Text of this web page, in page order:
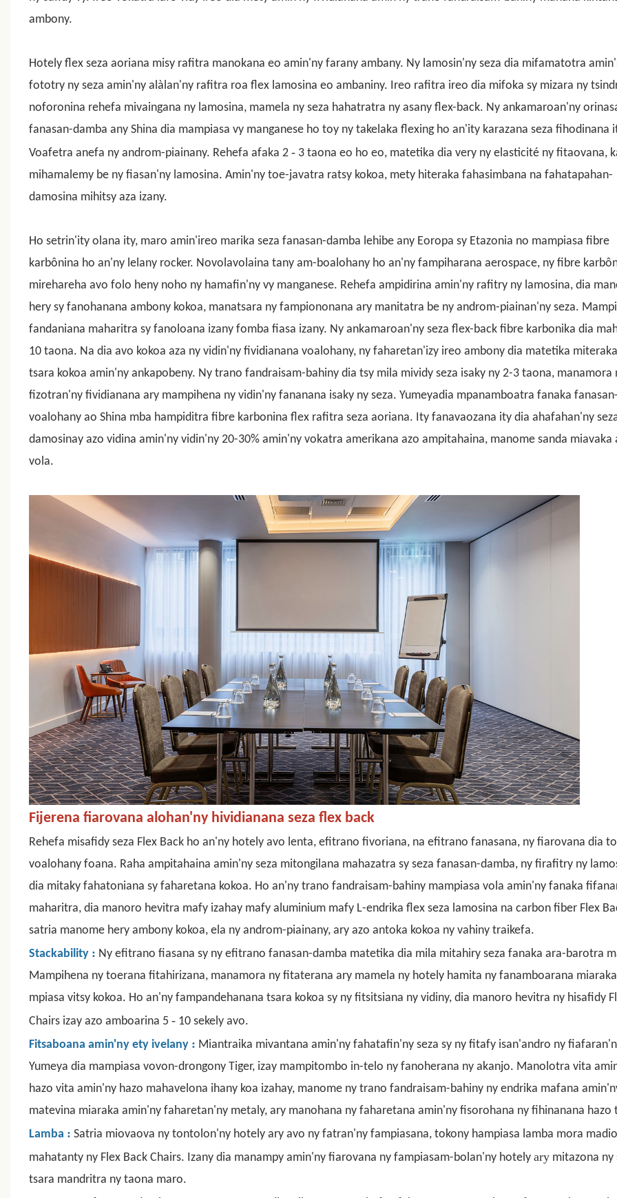
ambony.
Hotely flex seza aoriana misy rafitra manokana eo amin'ny farany ambany. Ny lamosin'ny seza dia mifamatotra
fototry ny seza amin'ny alàlan'ny rafitra roa flex lamosina eo ambaniny. Ireo rafitra ireo dia mifoka sy mizara ny
noforonina rehefa mivaingana ny lamosina, mamela ny seza hahatratra ny asany flex-back. Ny ankamaroan'ny
fanasan-damba any Shina dia mampiasa vy manganese ho toy ny takelaka flexing ho an'ity karazana seza fihodinana
Voafetra anefa ny androm-piainany. Rehefa afaka 2 - 3 taona eo ho eo, matetika dia very ny elasticité ny fitaovana,
mihamalemy be ny fiasan'ny lamosina. Amin'ny toe-javatra ratsy kokoa, mety hiteraka fahasimbana na fahatapahan-
damosina mihitsy aza izany.
Ho setrin'ity olana ity, maro amin'ireo marika seza fanasan-damba lehibe any Eoropa sy Etazonia no mampiasa fibre
karbônina ho an'ny lelany rocker. Novolavolaina tany am-boalohany ho an'ny fampiharana aerospace, ny fibre
mirehareha avo folo heny noho ny hamafin'ny vy manganese. Rehefa ampidirina amin'ny rafitry ny lamosina, dia
hery sy fanohanana ambony kokoa, manatsara ny fampiononana ary manitatra be ny androm-piainan'ny seza.
fandaniana maharitra sy fanoloana izany fomba fiasa izany. Ny ankamaroan'ny seza flex-back fibre karbonika dia
10 taona. Na dia avo kokoa aza ny vidin'ny fividianana voalohany, ny faharetan'izy ireo ambony dia matetika
tsara kokoa amin'ny ankapobeny. Ny trano fandraisam-bahiny dia tsy mila mividy seza isaky ny 2-3 taona, manamora
fizotran'ny fividianana ary mampihena ny vidin'ny fananana isaky ny seza. Yumeyadia mpanamboatra fanaka
voalohany ao Shina mba hampiditra fibre karbonina flex rafitra seza aoriana. Ity fanavaozana ity dia ahafahan'ny
damosinay azo vidina amin'ny vidin'ny 20-30% amin'ny vokatra amerikana azo ampitahaina, manome sanda miavaka
vola.
Fijerena fiarovana alohan'ny hividianana seza flex back
Rehefa misafidy seza Flex Back ho an'ny hotely avo lenta, efitrano fivoriana, na efitrano fanasana, ny fiarovana dia
voalohany foana. Raha ampitahaina amin'ny seza mitongilana mahazatra sy seza fanasan-damba, ny firafitry ny
dia mitaky fahatoniana sy faharetana kokoa. Ho an'ny trano fandraisam-bahiny mampiasa vola amin'ny fanaka
maharitra, dia manoro hevitra mafy izahay mafy aluminium mafy L-endrika flex seza lamosina na carbon fiber Flex
satria manome hery ambony kokoa, ela ny androm-piainany, ary azo antoka kokoa ny vahiny traikefa.
Stackability : Ny efitrano fiasana sy ny efitrano fanasan-damba matetika dia mila mitahiry seza fanaka ara-barotra
Mampihena ny toerana fitahirizana, manamora ny fitaterana ary mamela ny hotely hamita ny fanamboarana
mpiasa vitsy kokoa. Ho an'ny fampandehanana tsara kokoa sy ny fitsitsiana ny vidiny, dia manoro hevitra ny hisafidy
Chairs izay azo amboarina 5 - 10 sekely avo.
Fitsaboana amin'ny ety ivelany : Miantraika mivantana amin'ny fahatafin'ny seza sy ny fitafy isan'andro ny
Yumeya dia mampiasa vovon-drongony Tiger, izay mampitombo in-telo ny fanoherana ny akanjo. Manolotra vita
hazo vita amin'ny hazo mahavelona ihany koa izahay, manome ny trano fandraisam-bahiny ny endrika mafana
matevina miaraka amin'ny faharetan'ny metaly, ary manohana ny faharetana amin'ny fisorohana ny fihinanana hazo
Lamba : Satria miovaova ny tontolon'ny hotely ary avo ny fatran'ny fampiasana, tokony hampiasa lamba mora
mahatanty ny Flex Back Chairs. Izany dia manampy amin'ny fiarovana ny fampiasam-bolan'ny hotely ary mitazona ny
tsara mandritra ny taona maro.